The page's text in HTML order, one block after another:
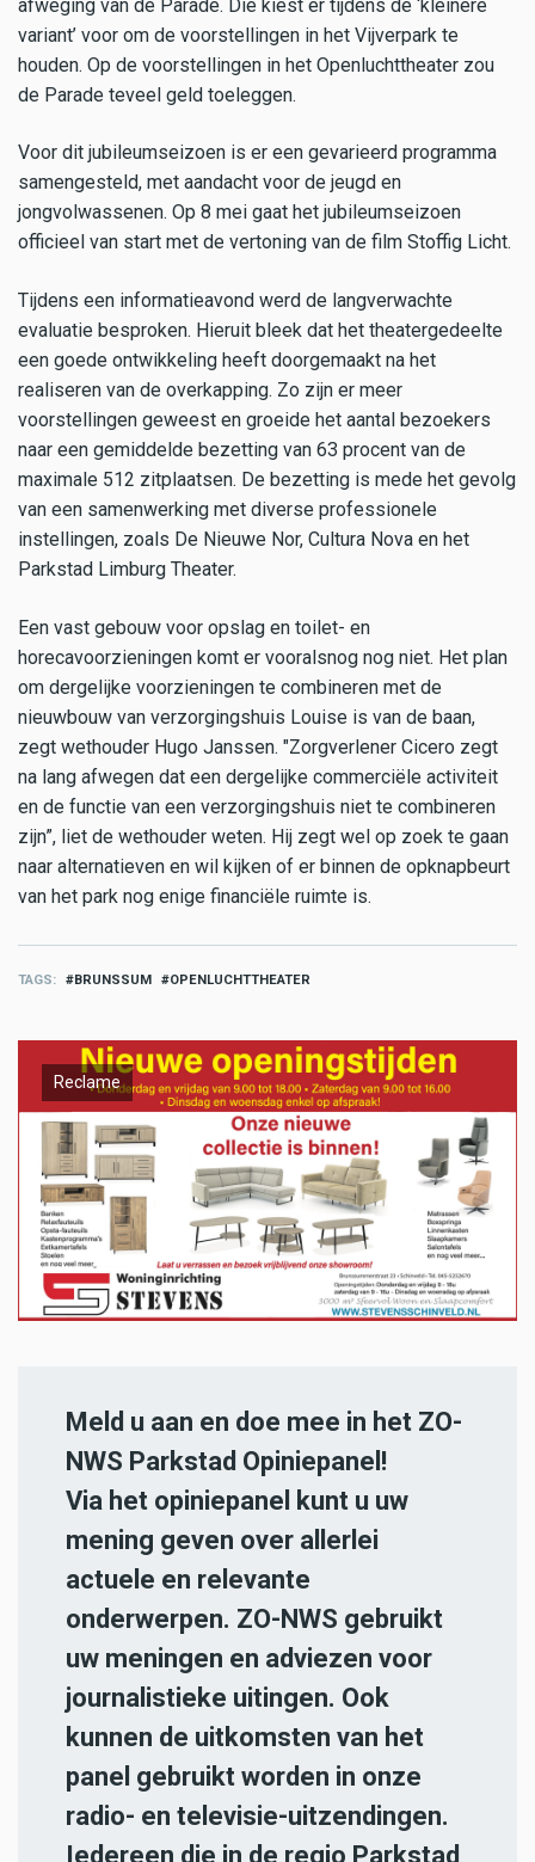
afweging van de Parade. Die kiest er tijdens de ‘kleinere
variant’ voor om de voorstellingen in het Vijverpark te
houden. Op de voorstellingen in het Openluchttheater zou
de Parade teveel geld toeleggen.
Voor dit jubileumseizoen is er een gevarieerd programma
samengesteld, met aandacht voor de jeugd en
jongvolwassenen. Op 8 mei gaat het jubileumseizoen
officieel van start met de vertoning van de film Stoffig Licht.
Tijdens een informatieavond werd de langverwachte
evaluatie besproken. Hieruit bleek dat het theatergedeelte
een goede ontwikkeling heeft doorgemaakt na het
realiseren van de overkapping. Zo zijn er meer
voorstellingen geweest en groeide het aantal bezoekers
naar een gemiddelde bezetting van 63 procent van de
maximale 512 zitplaatsen. De bezetting is mede het gevolg
van een samenwerking met diverse professionele
instellingen, zoals De Nieuwe Nor, Cultura Nova en het
Parkstad Limburg Theater.
Een vast gebouw voor opslag en toilet- en
horecavoorzieningen komt er vooralsnog nog niet. Het plan
om dergelijke voorzieningen te combineren met de
nieuwbouw van verzorgingshuis Louise is van de baan,
zegt wethouder Hugo Janssen. "Zorgverlener Cicero zegt
na lang afwegen dat een dergelijke commerciële activiteit
en de functie van een verzorgingshuis niet te combineren
zijn”, liet de wethouder weten. Hij zegt wel op zoek te gaan
naar alternatieven en wil kijken of er binnen de opknapbeurt
van het park nog enige financiële ruimte is.
TAGS BRUNSSUM OPENLUCHTTHEATER
Reclame
Meld u aan en doe mee in het ZO-
NWS Parkstad Opiniepanel!
Via het opiniepanel kunt u uw
mening geven over allerlei
actuele en relevante
onderwerpen. ZO-NWS gebruikt
uw meningen en adviezen voor
journalistieke uitingen. Ook
kunnen de uitkomsten van het
panel gebruikt worden in onze
radio- en televisie-uitzendingen.
Iedereen die in de regio Parkstad